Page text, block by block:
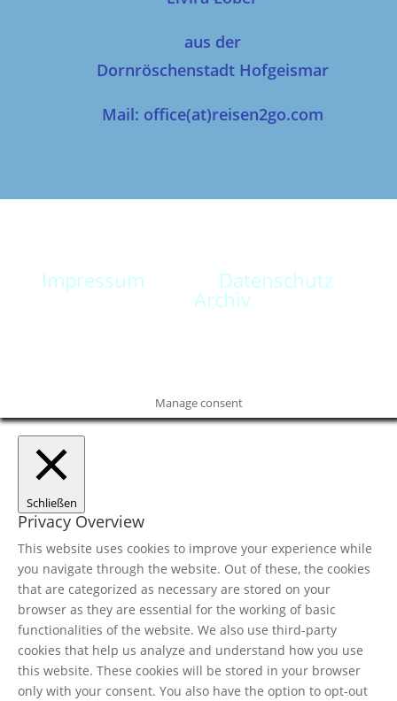
aus der
Dornröschenstadt Hofgeismar
Mail: office(at)reisen2go.com
Impressum Datenschutz
Archiv
Manage consent
Schließen
Privacy Overview
This website uses cookies to improve your experience while
you navigate through the website. Out of these, the cookies
that are categorized as necessary are stored on your
browser as they are essential for the working of basic
functionalities of the website. We also use third-party
cookies that help us analyze and understand how you use
this website. These cookies will be stored in your browser
only with your consent. You also have the option to opt-out